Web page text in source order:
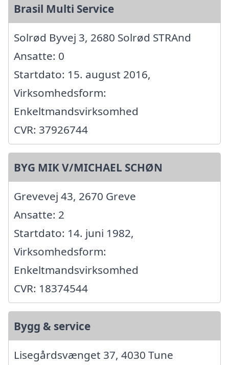
Brasil Multi Service
Solrød Byvej 3, 2680 Solrød STRAnd
Ansatte: 0
Startdato: 15. august 2016,
Virksomhedsform:
Enkeltmandsvirksomhed
CVR: 37926744
BYG MIK V/MICHAEL SCHØN
Grevevej 43, 2670 Greve
Ansatte: 2
Startdato: 14. juni 1982,
Virksomhedsform:
Enkeltmandsvirksomhed
CVR: 18374544
Bygg & service
Lisegårdsvænget 37, 4030 Tune